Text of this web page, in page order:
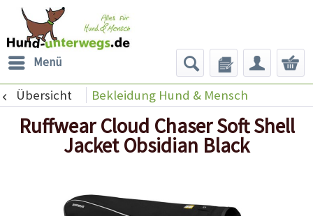
Menü
Übersicht Bekleidung Hund & Mensch
Ruffwear Cloud Chaser Soft Shell
Jacket Obsidian Black